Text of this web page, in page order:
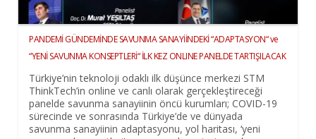
PANDEMİ GÜNDEMİNDE SAVUNMA SANAYİİNDEKİ “ADAPTASYON“ ve
“YENİ SAVUNMA KONSEPTLERİ“ İLK KEZ ONLINE PANELDE TARTIŞILACAK
Türkiye’nin teknoloji odaklı ilk düşünce merkezi STM
ThinkTech’in online ve canlı olarak gerçekleştireceği
panelde savunma sanayiinin öncü kurumları; COVID-19
sürecinde ve sonrasında Türkiye’de ve dünyada
savunma sanayiinin adaptasyonu, yol haritası, ‘yeni